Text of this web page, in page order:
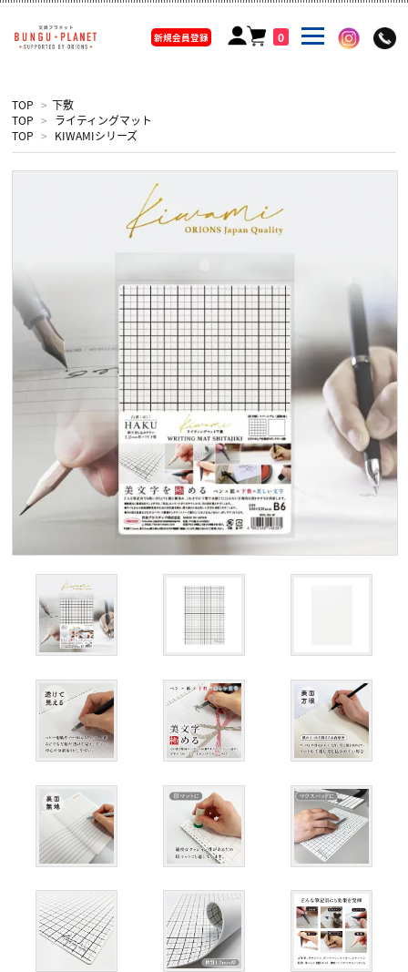
0
新規会員登録
TOP > 下敷
TOP > ライティングマット
TOP > KIWAMIシリーズ